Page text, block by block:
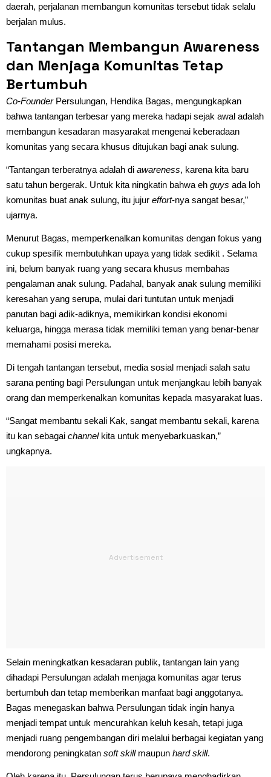
daerah, perjalanan membangun komunitas tersebut tidak selalu
berjalan mulus.
Tantangan Membangun Awareness
dan Menjaga Komunitas Tetap
Bertumbuh
Co-FounderPersulungan, Hendika Bagas, mengungkapkan
bahwa tantangan terbesar yang mereka hadapi sejak awal adalah
membangun kesadaran masyarakat mengenai keberadaan
komunitas yang secara khusus ditujukan bagi anak sulung.
“Tantangan terberatnya adalah di awareness, karena kita baru
satu tahun bergerak. Untuk kita ningkatin bahwa eh guys ada loh
komunitas buat anak sulung, itu jujur effort-nya sangat besar,”
ujarnya.
Menurut Bagas, memperkenalkan komunitas dengan fokus yang
cukup spesifik membutuhkan upaya yang tidak sedikit . Selama
ini, belum banyak ruang yang secara khusus membahas
pengalaman anak sulung. Padahal, banyak anak sulung memiliki
keresahan yang serupa, mulai dari tuntutan untuk menjadi
panutan bagi adik-adiknya, memikirkan kondisi ekonomi
keluarga, hingga merasa tidak memiliki teman yang benar-benar
memahami posisi mereka.
Di tengah tantangan tersebut, media sosial menjadi salah satu
sarana penting bagi Persulungan untuk menjangkau lebih banyak
orang dan memperkenalkan komunitas kepada masyarakat luas.
“Sangat membantu sekali Kak, sangat membantu sekali, karena
itu kan sebagai channelkita untuk menyebarkuaskan,”
ungkapnya.
Selain meningkatkan kesadaran publik, tantangan lain yang
dihadapi Persulungan adalah menjaga komunitas agar terus
bertumbuh dan tetap memberikan manfaat bagi anggotanya.
Bagas menegaskan bahwa Persulungan tidak ingin hanya
menjadi tempat untuk mencurahkan keluh kesah, tetapi juga
menjadi ruang pengembangan diri melalui berbagai kegiatan yang
mendorong peningkatan soft skillmaupun hard skill.